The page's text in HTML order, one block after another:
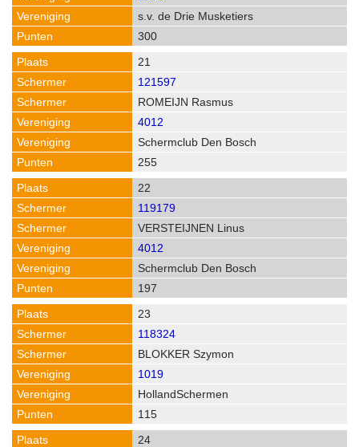
s.v. de Drie Musketiers
300
21
121597
ROMEIJN Rasmus
4012
Schermclub Den Bosch
255
22
119179
VERSTEIJNEN Linus
4012
Schermclub Den Bosch
197
23
118324
BLOKKER Szymon
1019
HollandSchermen
115
24